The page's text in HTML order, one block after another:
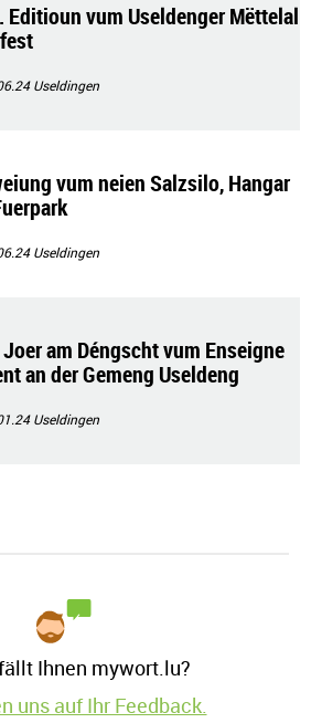
Editioun vum Useldenger Mëttelal
Useldingen
vum neien Salzsilo, Hangar
Useldingen
am Déngscht vum Enseigne
an der Gemeng Useldeng
Useldingen
Ihnen mywort.lu?
uns auf Ihr Feedback.